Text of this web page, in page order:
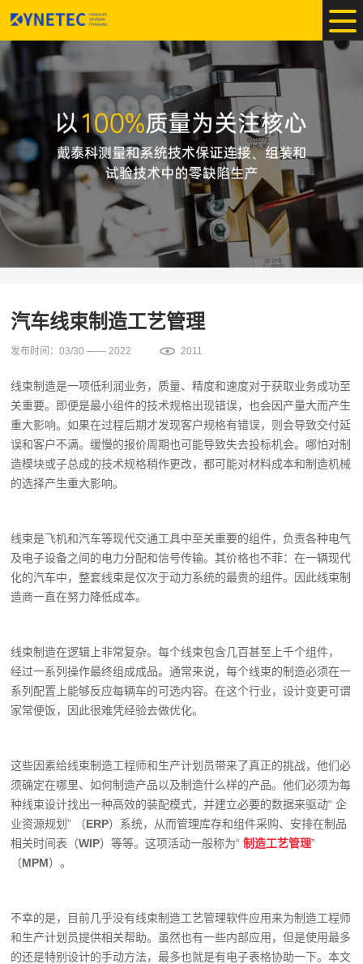
汽车线束制造工艺管理
发布时间：03/30 —— 2022 2011
线束制造是一项低利润业务，质量、精度和速度对于获取业务成功至
关重要。即便是最小组件的技术规格出现错误，也会因产量大而产生
重大影响。如果在过程后期才发现客户规格有错误，则会导致交付延
误和客户不满。缓慢的报价周期也可能导致失去投标机会。哪怕对制
造模块或子总成的技术规格稍作更改，都可能对材料成本和制造机械
的选择产生重大影响。
线束是飞机和汽车等现代交通工具中至关重要的组件，负责各种电气
及电子设备之间的电力分配和信号传输。其价格也不菲：在一辆现代
化的汽车中，整套线束是仅次于动力系统的最贵的组件。因此线束制
造商一直在努力降低成本。
线束制造在逻辑上非常复杂。每个线束包含几百甚至上千个组件，
经过一系列操作最终组成成品。通常来说，每个线束的制造必须在一
系列配置上能够反应每辆车的可选内容。在这个行业，设计变更可谓
家常便饭，因此很难凭经验去做优化。
这些因素给线束制造工程师和生产计划员带来了真正的挑战，他们必
须确定在哪里、如何制造产品以及制造什么样的产品。他们必须为每
种线束设计找出一种高效的装配模式，并建立必要的数据来驱动“ 企
业资源规划” （ERP）系统，从而管理库存和组件采购、安排在制品
相关时间表（WIP）等等。这项活动一般称为“制造工艺管理”
（MPM）。
不幸的是，目前几乎没有线束制造工艺管理软件应用来为制造工程师
和生产计划员提供相关帮助。虽然也有一些内部应用，但是使用最多
的还是特别设计的手动方法，最多也就是有电子表格协助一下。本文